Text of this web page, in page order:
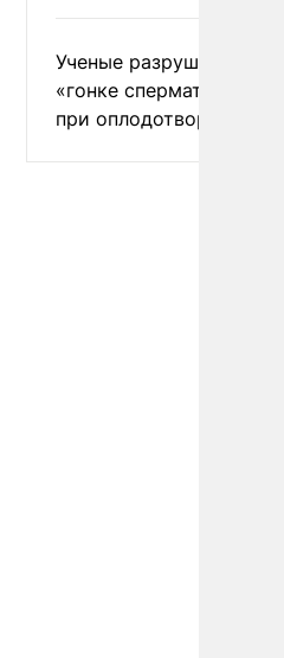
Ученые разрушили миф
«гонке
при оплодотворении